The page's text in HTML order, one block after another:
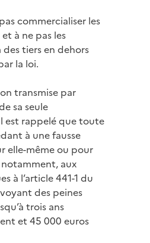
commercialiser les
à ne pas les
tiers en dehors
la loi.
transmise par
sa seule
est rappelé que toute
à une fausse
elle-même ou pour
notamment, aux
à l’article 441-1 du
des peines
trois ans
et 45 000 euros